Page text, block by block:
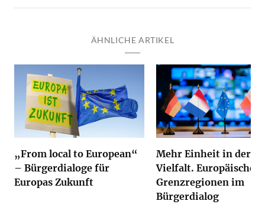
ÄHNLICHE ARTIKEL
„From local to European“
– Bürgerdialoge für
Europas Zukunft
Mehr Einheit in der
Vielfalt. Europäische
Grenzregionen im
Bürgerdialog